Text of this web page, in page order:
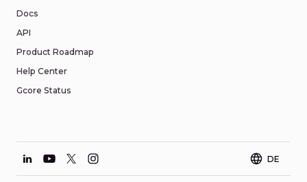
Docs
API
Product Roadmap
Help Center
Gcore Status
DE